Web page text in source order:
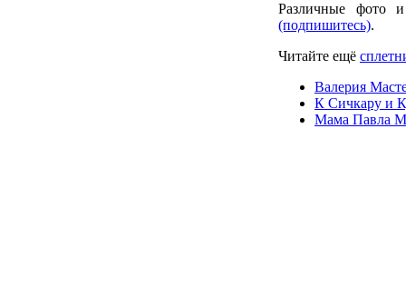
Различные фото
(подпишитесь).
Читайте ещё
Валерия
К Сичкару и
Мама Павла